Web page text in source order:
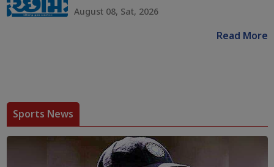
August 08, Sat, 2026
Read More
Sports News